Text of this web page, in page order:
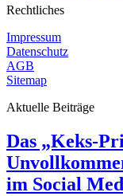
Rechtliches
Impressum
Datenschutz
AGB
Sitemap
Aktuelle Beiträge
Das „Keks-
im Social